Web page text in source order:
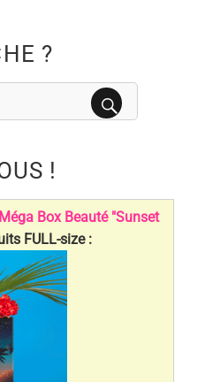
?
!
Box Beauté "Sunset
FULL-size :